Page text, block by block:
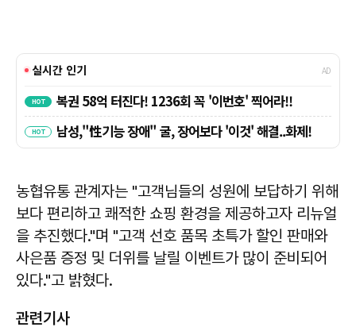
농협유통 관계자는 "고객님들의 성원에 보답하기 위해
보다 편리하고 쾌적한 쇼핑 환경을 제공하고자 리뉴얼
을 추진했다."며 "고객 선호 품목 초특가 할인 판매와
사은품 증정 및 더위를 날릴 이벤트가 많이 준비되어
있다."고 밝혔다.
관련기사